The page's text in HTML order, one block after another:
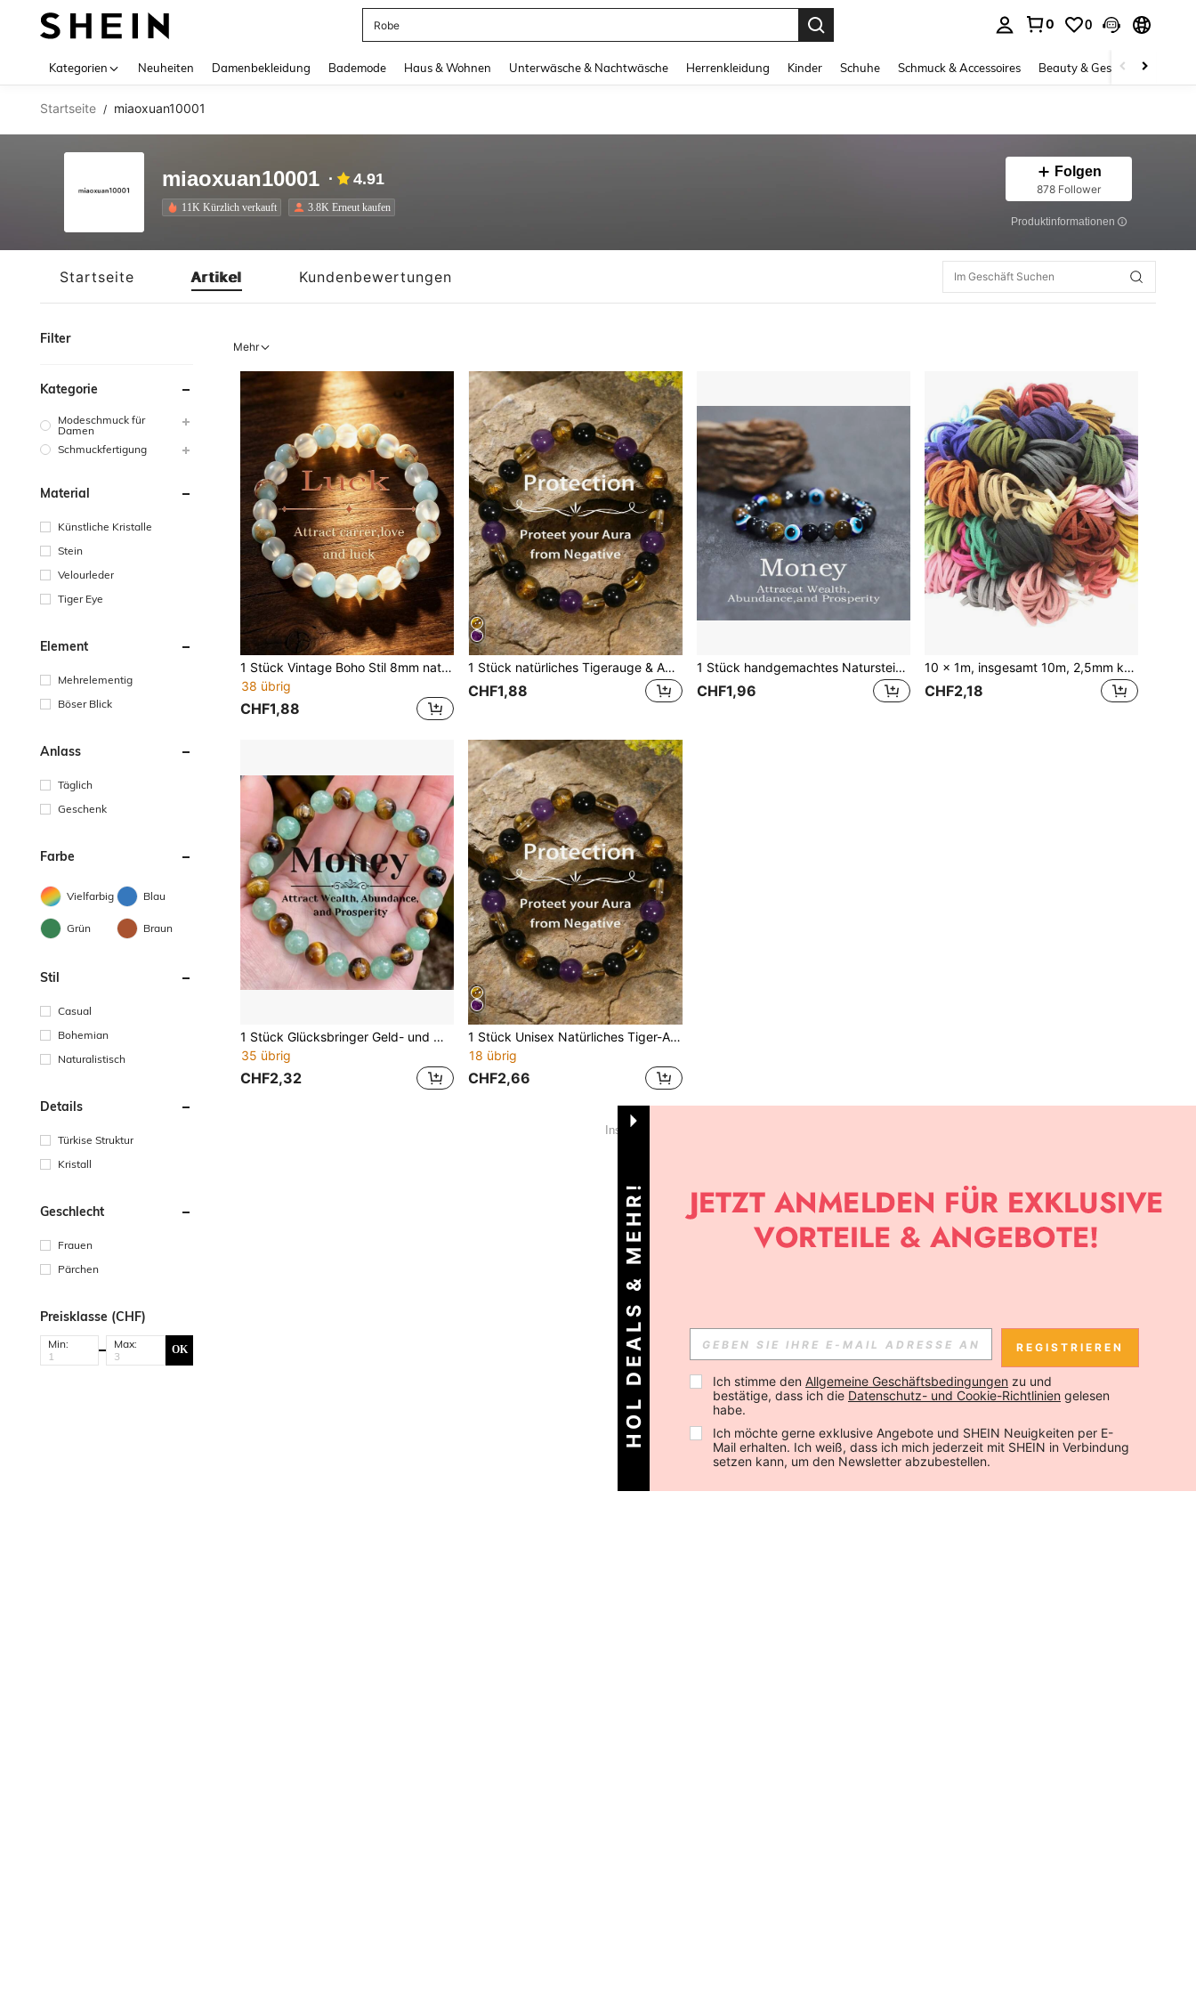
Robe
0 0
Kategorien Neuheiten Damenbekleidung Bademode Haus & Wohnen Unterwäsche & Nachtwäsche Herrenkleidung Kinder Schuhe Schmuck & Accessoires Beauty & Gesundheit
Startseite / miaoxuan10001
miaoxuan10001 4.91
11K Kürzlich verkauft 3.8K Erneut kaufen
Folgen
878 Follower
Produktinformationen
Startseite Artikel Kundenbewertungen
Filter
Kategorie
Modeschmuck für
Damen
Schmuckfertigung
Material
Künstliche Kristalle
Stein
Velourleder
Tiger Eye
Element
Mehrelementig
Böser Blick
Anlass
Täglich
Geschenk
Farbe
Vielfarbig Blau
Grün Braun
Stil
Casual
Bohemian
Naturalistisch
Details
Türkise Struktur
Kristall
Geschlecht
Frauen
Pärchen
Preisklasse (CHF)
Min: Max: OK
Mehr
1 Stück Vintage Boho Stil 8mm natürlicher Shoushan Stein Perlen Armband, bedeutet Gesundheit & Glück, elastisches Armband für Frauen, geeignet als täglicher und Urlaubs Schmuckzubehör
38 übrig
CHF1,88
1 Stück natürliches Tigerauge & Amethyst Perlen Dehnungsarmband, Energieausgleichendes Kristallschmuckgeschenk für Männer & Frauen
CHF1,88
1 Stück handgemachtes Naturstein Tiger Auge Teufels Auge Perlenarmband, Schmuckgeschenk für Frauen und Männer
CHF1,96
10 x 1m, insgesamt 10m, 2,5mm koreanisches Samt-Seil, samtähnliches Leder geflochtenes Armband Halskette Handarbeit DIY Schmuckherstellung Nähzubehör
CHF2,18
1 Stück Glücksbringer Geld- und Wohlstand Armband für Frauen - handgefertigt aus grünen Jade 8mm Naturstein Perlen, Perlenarmband für Frauen, Schmuck für Frauen
35 übrig
CHF2,32
1 Stück Unisex Natürliches Tiger-Auge Perlenarmband, Stressabbau und Schutz
18 übrig
CHF2,66
Insgesamt 1 Seiten
HOL DEALS & MEHR! REGISTRIEREN
Ich stimme den Allgemeine Geschäftsbedingungen zu und
bestätige, dass ich die Datenschutz- und Cookie-Richtlinien gelesen
habe.
Ich möchte gerne exklusive Angebote und SHEIN Neuigkeiten per E-
Mail erhalten. Ich weiß, dass ich mich jederzeit mit SHEIN in Verbindung
setzen kann, um den Newsletter abzubestellen.